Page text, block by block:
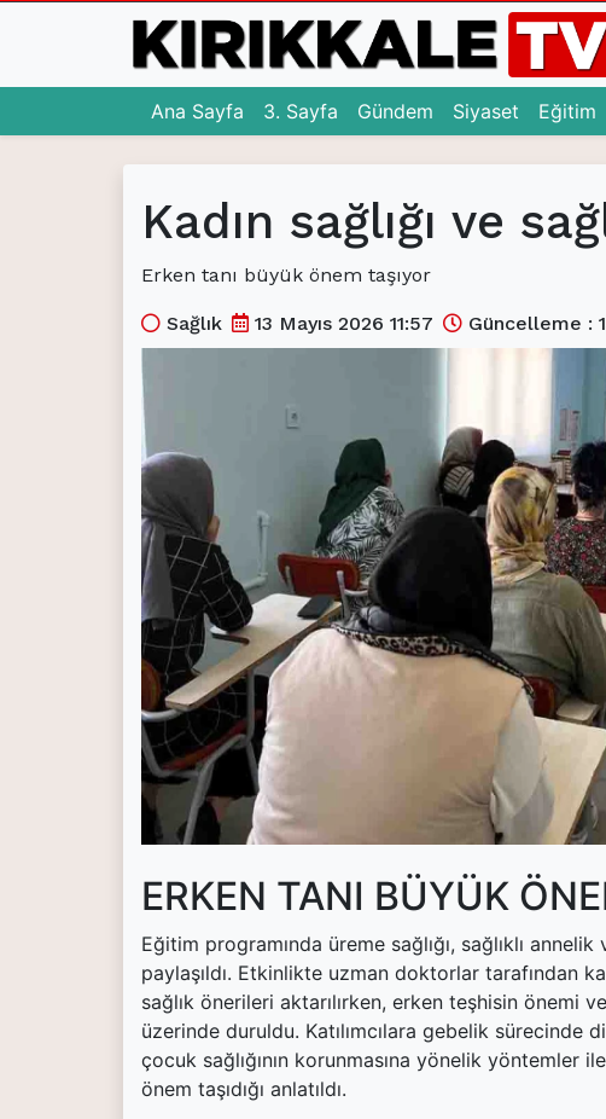
Ana Sayfa
(current)
(current)
(current)
(current)
(current)
(current)
Kültür Sanat(current)
(current)
(current)
(current)
(current)
(current)
Ana Sayfa 3. Sayfa (current)
Gündem (current)
Siyaset (current)
Eğitim
Kadın sağlığı ve
Erken tanı büyük önem taşıyor
Sağlık 13 Mayıs 2026 11:57 Güncelleme :
ERKEN TANI BÜYÜK
Eğitim programında üreme sağlığı, sağlıklı
paylaşıldı. Etkinlikte uzman doktorlar tarafından
sağlık önerileri aktarılırken, erken teşhisin önemi
üzerinde duruldu. Katılımcılara gebelik sürecinde
çocuk sağlığının korunmasına yönelik yöntemler
önem taşıdığı anlatıldı.